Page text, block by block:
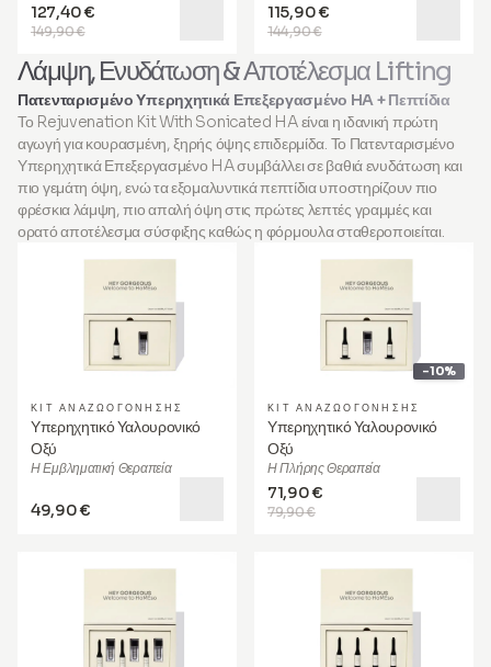
149,90 €
127,40 €
144,90 €
115,90 €
Λάμψη, Ενυδάτωση & Αποτέλεσμα Lifting
Πατενταρισμένο Υπερηχητικά Επεξεργασμένο HA + Πεπτίδια
Το Rejuvenation Kit With Sonicated HA είναι η ιδανική πρώτη
αγωγή για κουρασμένη, ξηρής όψης επιδερμίδα. Το Πατενταρισμένο
Υπερηχητικά Επεξεργασμένο HA συμβάλλει σε βαθιά ενυδάτωση και
πιο γεμάτη όψη, ενώ τα εξομαλυντικά πεπτίδια υποστηρίζουν πιο
φρέσκια λάμψη, πιο απαλή όψη στις πρώτες λεπτές γραμμές και
ορατό αποτέλεσμα σύσφιξης καθώς η φόρμουλα σταθεροποιείται.
ΚΙΤ ΑΝΑΖΩΟΓΌΝΗΣΗΣ
Υπερηχητικό Υαλουρονικό
Οξύ
Η Εμβληματική Θεραπεία
49,90 €
-10%
ΚΙΤ ΑΝΑΖΩΟΓΌΝΗΣΗΣ
Υπερηχητικό Υαλουρονικό
Οξύ
Η Πλήρης Θεραπεία
79,90 €
71,90 €